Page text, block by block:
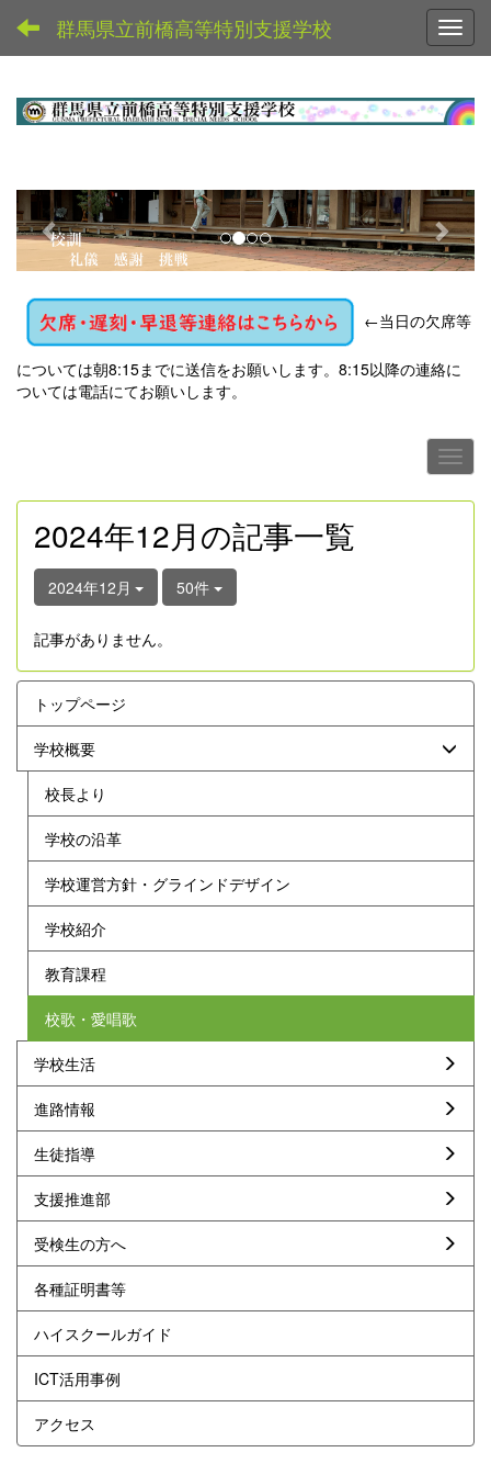
群馬県立前橋高等特別支援学校
p
r
e
v
i
o
u
n
e
x
←当日の欠席等
については朝8:15までに送信をお願いします。8:15以降の連絡に
ついては電話にてお願いします。
2024年12月の記事一覧
2024年12月 50件
記事がありません。
トップページ
学校概要
校長より
学校の沿革
学校運営方針・グラインドデザイン
学校紹介
教育課程
校歌・愛唱歌
学校生活
進路情報
生徒指導
支援推進部
受検生の方へ
各種証明書等
ハイスクールガイド
ICT活用事例
アクセス